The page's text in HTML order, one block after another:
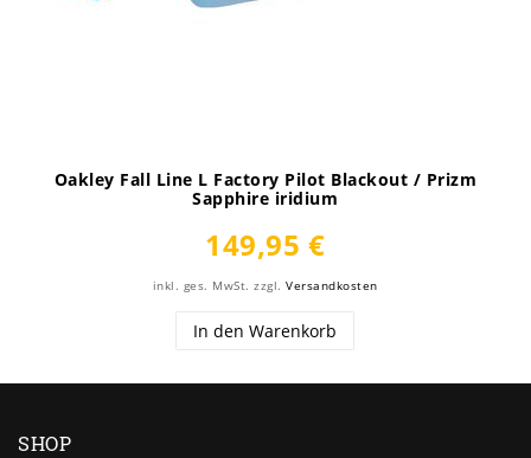
Oakley Fall Line L Factory Pilot Blackout / Prizm
Sapphire iridium
149,95 €
inkl. ges. MwSt. zzgl.Versandkosten
In den Warenkorb
SHOP